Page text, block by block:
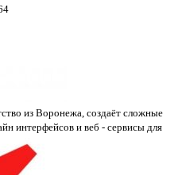
из Воронежа, создаёт сложные
интерфейсов и веб - сервисы для